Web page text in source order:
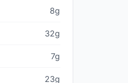
8g
32g
7g
23g